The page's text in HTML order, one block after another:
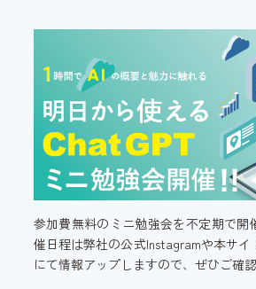
参加費無料のミニ勉強会を不定期で開
催日程は弊社の公式Instagramや本サイ
にて情報アップしますので、ぜひご確